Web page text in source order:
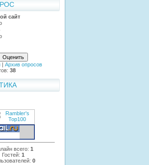
сайт
| Архив опросов
38
всего: 1
Гостей: 1
0